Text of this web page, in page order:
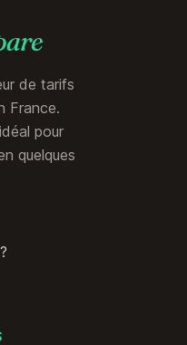
de tarifs
France.
pour
quelques